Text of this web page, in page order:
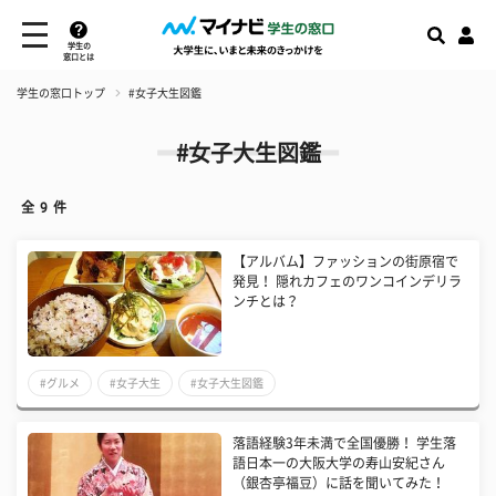
学生の
窓口とは
学生の窓口トップ #女子大生図鑑
#女子大生図鑑
全 9 件
【アルバム】ファッションの街原宿で
発見！ 隠れカフェのワンコインデリラ
ンチとは？
#グルメ #女子大生 #女子大生図鑑
落語経験3年未満で全国優勝！ 学生落
語日本一の大阪大学の寿山安紀さん
（銀杏亭福豆）に話を聞いてみた！